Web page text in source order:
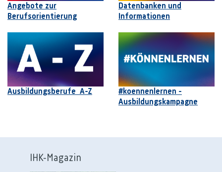
Angebote zur
Berufsorientierung
Datenbanken und
Informationen
Ausbildungsberufe A-Z
#koennenlernen -
Ausbildungskampagne
IHK-Magazin